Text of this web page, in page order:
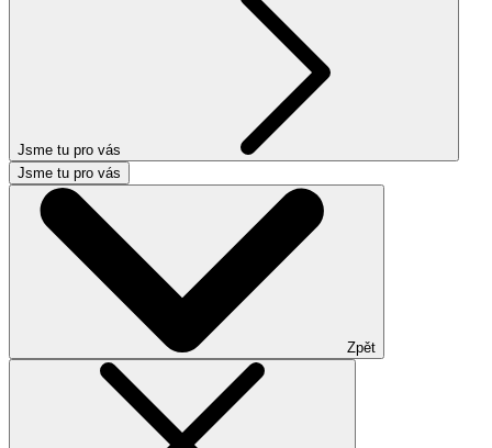
Jsme tu pro vás
Jsme tu pro vás
Zpět